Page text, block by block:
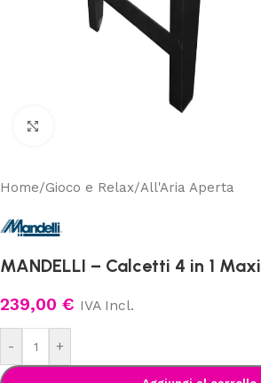
Home/Gioco e Relax/All'Aria Aperta
MANDELLI – Calcetti 4 in 1 Maxi
239,00 € IVA Incl.
- +